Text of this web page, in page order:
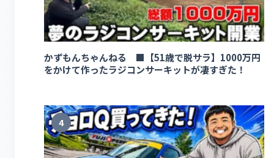
かずもんちゃんねる ■【51歳で脱サラ】1000万円
をかけて作ったラジコンサーキットが凄すぎた！
4